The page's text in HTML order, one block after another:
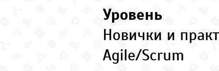
Уровень
Новички и
Agile/Scrum